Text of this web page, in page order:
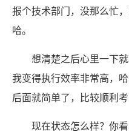
报个技术部门，没那么忙
哈。
想清楚之后心里一下
我变得执行效率非常高，
后面就简单了，比较顺利考
现在状态怎么样？你